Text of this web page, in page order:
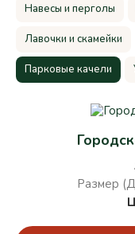
Навесы и перголы
Лавочки и скамейки
Парковые качели
Размер